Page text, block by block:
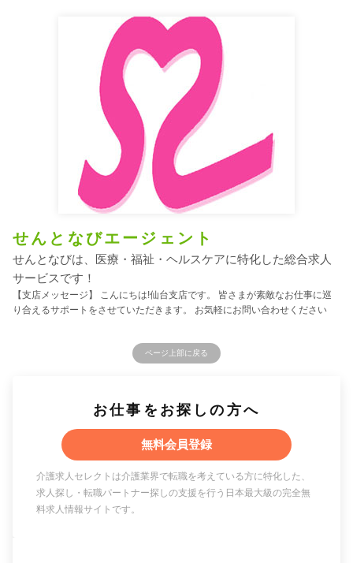
せんとなびエージェント
せんとなびは、医療・福祉・ヘルスケアに特化した総合求人
サービスです！
【支店メッセージ】 こんにちは!仙台支店です。 皆さまが素敵なお仕事に巡
り合えるサポートをさせていただきます。 お気軽にお問い合わせください
ページ上部に戻る
お仕事をお探しの方へ
無料会員登録
介護求人セレクトは介護業界で転職を考えている方に特化した、
求人探し・転職パートナー探しの支援を行う日本最大級の完全無
料求人情報サイトです。